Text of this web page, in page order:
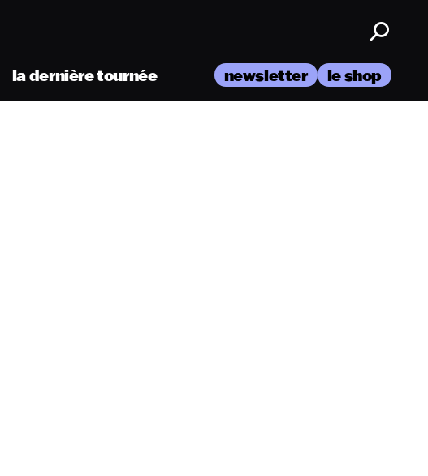
la dernière tournée newsletter le shop